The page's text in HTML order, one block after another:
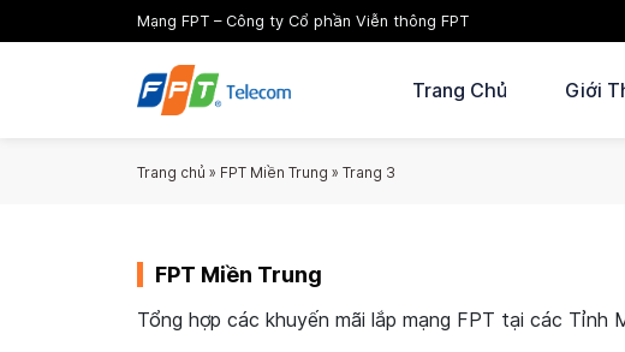
Mạng FPT – Công ty Cổ phần Viễn thông FPT
Trang Chủ Giới
Trang chủ » FPT Miền Trung » Trang 3
FPT Miền Trung
Tổng hợp các khuyến mãi lắp mạng FPT tại các